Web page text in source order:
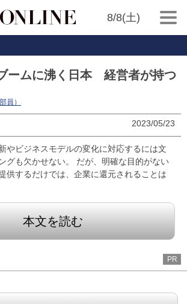
8/8(土)
ームに沸く日本 経営者が持つ
員）
2023/05/23
やビジネスモデルの変化に対応するには文
グも欠かせない。 だが、明確な目的がない
供するだけでは、企業に還元されることは
本文を読む
PR